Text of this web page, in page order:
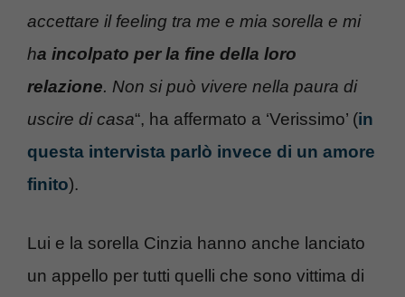
accettare il feeling tra me e mia sorella e mi
ha incolpato per la fine della loro
relazione. Non si può vivere nella paura di
uscire di casa“, ha affermato a ‘Verissimo’ (in
questa intervista parlò invece di un amore
finito).
Lui e la sorella Cinzia hanno anche lanciato
un appello per tutti quelli che sono vittima di